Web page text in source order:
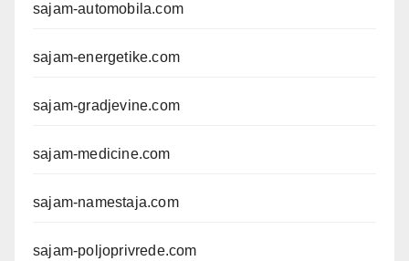
sajam-automobila.com
sajam-energetike.com
sajam-gradjevine.com
sajam-medicine.com
sajam-namestaja.com
sajam-poljoprivrede.com